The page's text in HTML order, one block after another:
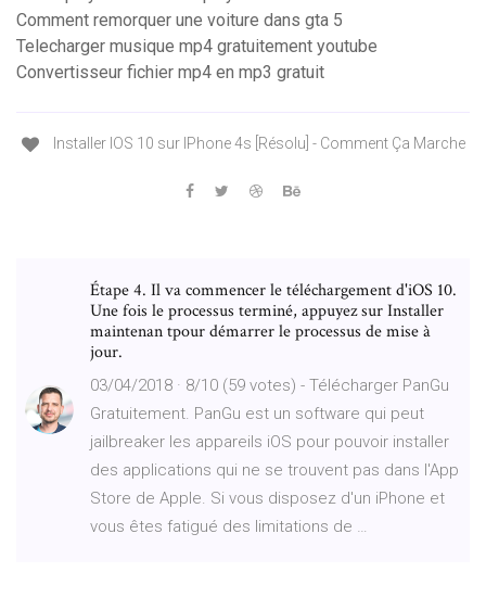
Comment remorquer une voiture dans gta 5
Telecharger musique mp4 gratuitement youtube
Convertisseur fichier mp4 en mp3 gratuit
Installer IOS 10 sur IPhone 4s [Résolu] - Comment Ça Marche
Étape 4. Il va commencer le téléchargement d'iOS 10.
Une fois le processus terminé, appuyez sur Installer
maintenan tpour démarrer le processus de mise à
jour.
03/04/2018 · 8/10 (59 votes) - Télécharger PanGu
Gratuitement. PanGu est un software qui peut
jailbreaker les appareils iOS pour pouvoir installer
des applications qui ne se trouvent pas dans l'App
Store de Apple. Si vous disposez d'un iPhone et
vous êtes fatigué des limitations de …